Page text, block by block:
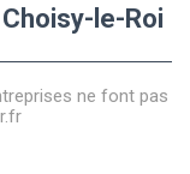
le-Roi
ne font pas